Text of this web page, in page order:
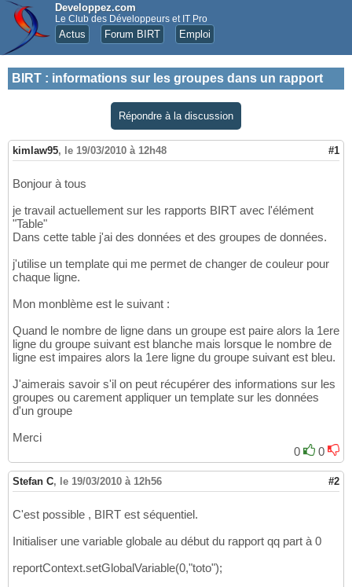
Developpez.com
Le Club des Développeurs et IT Pro
Actus Forum BIRT Emploi
BIRT : informations sur les groupes dans un rapport
Répondre à la discussion
kimlaw95, le 19/03/2010 à 12h48 #1
Bonjour à tous
je travail actuellement sur les rapports BIRT avec l'élément
"Table"
Dans cette table j'ai des données et des groupes de données.
j'utilise un template qui me permet de changer de couleur pour
chaque ligne.
Mon monblème est le suivant :
Quand le nombre de ligne dans un groupe est paire alors la 1ere
ligne du groupe suivant est blanche mais lorsque le nombre de
ligne est impaires alors la 1ere ligne du groupe suivant est bleu.
J'aimerais savoir s'il on peut récupérer des informations sur les
groupes ou carement appliquer un template sur les données
d'un groupe
Merci
0
0
Stefan C, le 19/03/2010 à 12h56 #2
C'est possible , BIRT est séquentiel.
Initialiser une variable globale au début du rapport qq part à 0
reportContext.setGlobalVariable(0,"toto");